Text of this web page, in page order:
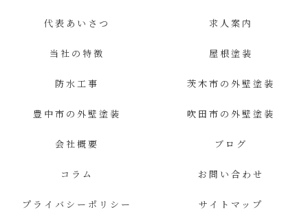
代表あいさつ 求人案内
当社の特徴 屋根塗装
防水工事 茨木市の外壁塗装
豊中市の外壁塗装 吹田市の外壁塗装
会社概要 ブログ
コラム お問い合わせ
プライバシーポリシー サイトマップ